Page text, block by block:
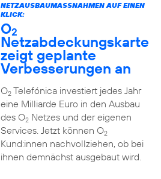
NETZAUSBAUMASSNAHMEN AUF EINEN K
LICK:
O2
Netzabdeckungskarte
zeigt geplante
Verbesserungen an
O2Telefónica investiert jedes Jahr
eine Milliarde Euro in den Ausbau
des O2Netzes und der eigenen
Services. Jetzt können O2
Kund:innen nachvollziehen, ob bei
ihnen demnächst ausgebaut wird.